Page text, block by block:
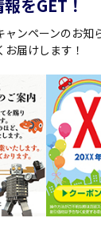
をGET！
ンペーンのお知
届けします！